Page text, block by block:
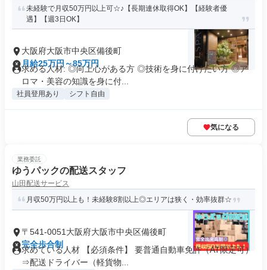
未経験で月収50万円以上可☆♪【長期連休取得OK】【経験者優
遇】【週3日OK】
大阪府大阪市中央区備後町
月給25万円～85万円
求める人材: ◎向上心がある方 ◎技術を身に付けたい方 ◎ア
ロマ・美容の知識を身に付...
社員登用あり シフト自由
気になる
業務委託
ゆうパックの配送スタッフ
山田配送サービス
月収50万円以上も！未経験8割以上◎エリアは狭く・効率抜群☆
〒541-0051大阪府大阪市中央区備後町
完全歩合制
求めている人材 【必須条件】 要普通自動車免許（AT限定可）
⇒配送ドライバー（軽貨物...